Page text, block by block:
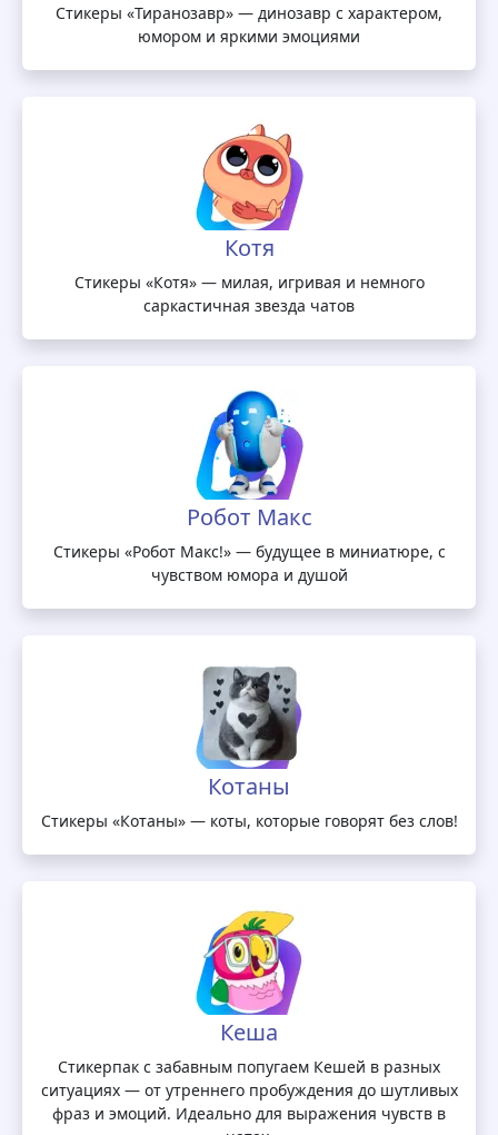
Стикеры «Тиранозавр» — динозавр с характером,
юмором и яркими эмоциями
Котя
Стикеры «Котя» — милая, игривая и немного
саркастичная звезда чатов
Робот Макс
Стикеры «Робот Макс!» — будущее в миниатюре, с
чувством юмора и душой
Котаны
Стикеры «Котаны» — коты, которые говорят без слов!
Кеша
Стикерпак с забавным попугаем Кешей в разных
ситуациях — от утреннего пробуждения до шутливых
фраз и эмоций. Идеально для выражения чувств в